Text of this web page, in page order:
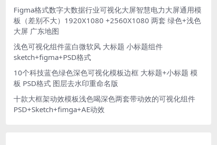
Figma格式数字大数据行业可视化大屏智慧电力大屏通用模
板（差别不大）1920X1080 +2560X1080 两套 绿色+浅色
大屏 广东地图
浅色可视化组件蓝白微软风 大标题 小标题组件
sketch+figma+PSD格式
10个科技蓝色绿色深色可视化模板边框 大标题+小标题 模
板 PSD格式 图层去水印重命名版
十款大框架动效模板浅色喝深色两套带动效的可视化组件
PSD+Sketch+fimga+AE动效